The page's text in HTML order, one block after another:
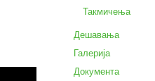
Такмичења
Дешавања
Галерија
Документа